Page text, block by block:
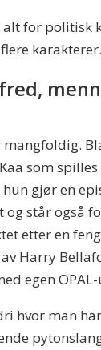
for politisk
karakterer.
mangfoldig.
som spilles
gjør en
og står også
etter en
Harry
egen
hvor man